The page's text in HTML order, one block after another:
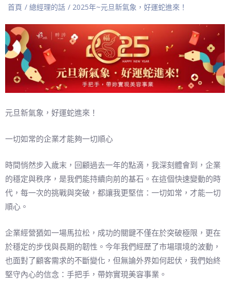
首頁 / 總經理的話 / 2025年~元旦新氣象，好運蛇進來！
元旦新氣象，好運蛇進來！
一切如常的企業才能夠一切順心
時間悄然步入歲末，回顧過去一年的點滴，我深刻體會到，企業
的穩定與秩序，是我們能持續向前的基石。在這個快速變動的時
代，每一次的挑戰與突破，都讓我更堅信：一切如常，才能一切
順心。
企業經營猶如一場馬拉松，成功的關鍵不僅在於突破極限，更在
於穩定的步伐與長期的韌性。今年我們經歷了市場環境的波動，
也面對了顧客需求的不斷變化，但無論外界如何起伏，我們始終
堅守內心的信念：手把手，帶妳實現美容事業。